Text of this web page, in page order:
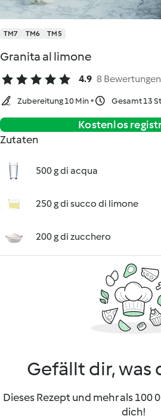
TM7 TM6 TM5
Granita al limone
4.9 8 Bewertungen
Zubereitung 10 Min Gesamt 13
Kostenlos
Zutaten
500 g di acqua
250 g di succo di limone
200 g di zucchero
Gefällt dir, was
Dieses Rezept und mehr als 100
dich!